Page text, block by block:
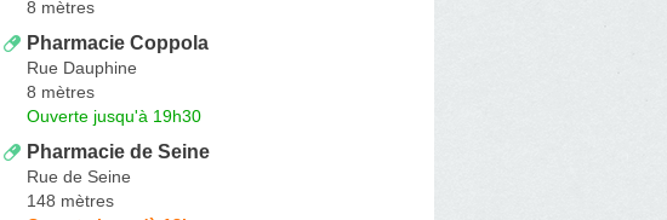
8 mètres
Pharmacie Coppola
Rue Dauphine
8 mètres
Ouverte jusqu'à 19h30
Pharmacie de Seine
Rue de Seine
148 mètres